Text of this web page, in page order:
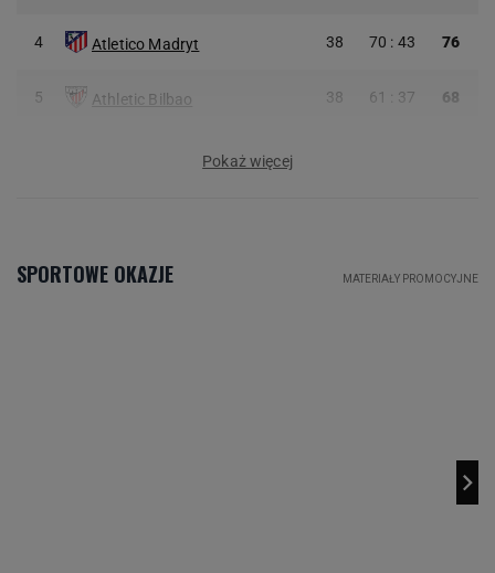
4 Atletico Madryt 38 70 : 43 76
5 Athletic Bilbao 38 61 : 37 68
Pokaż więcej